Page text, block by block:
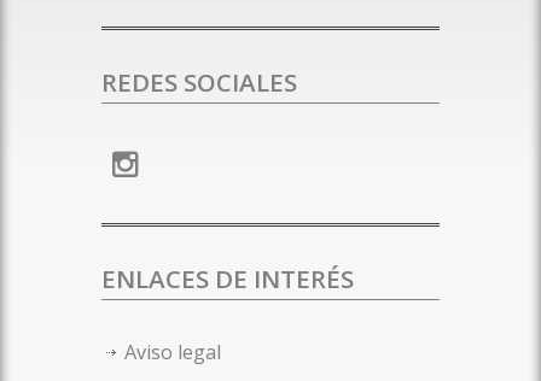
REDES SOCIALES
ENLACES DE INTERÉS
Aviso legal